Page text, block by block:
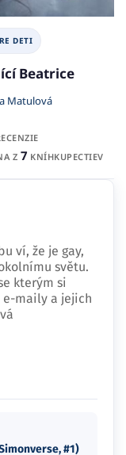
Beatrice
Matulová
Z7KNÍHKUPECTIEV
ví, že je gay,
světu.
maily a jejich
#1)
Creekwood